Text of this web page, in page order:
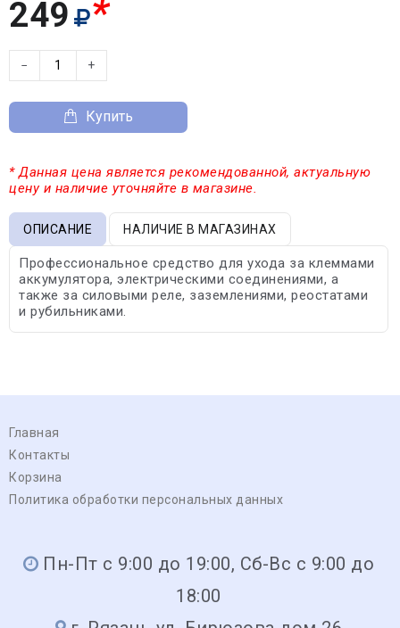
249 *
− +
Купить
* Данная цена является рекомендованной, актуальную
цену и наличие уточняйте в магазине.
ОПИСАНИЕ НАЛИЧИЕ В МАГАЗИНАХ
Профессиональное средство для ухода за клеммами
аккумулятора, электрическими соединениями, а
также за силовыми реле, заземлениями, реостатами
и рубильниками.
Главная
Контакты
Корзина
Политика обработки персональных данных
Пн-Пт с 9:00 до 19:00, Сб-Вс с 9:00 до
18:00